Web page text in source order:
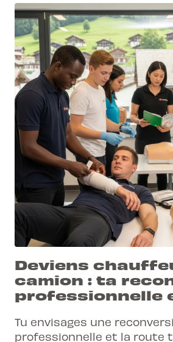
Deviens
camion : ta
professionnelle
Tu envisages une
professionnelle et la route